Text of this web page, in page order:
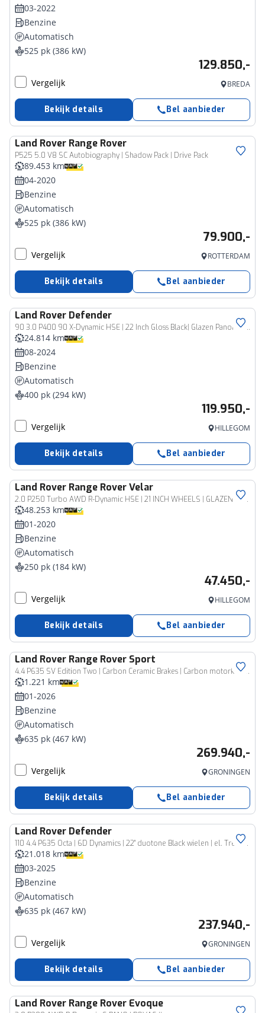
03-2022
Benzine
Automatisch
525 pk (386 kW)
129.850,-
Vergelijk BREDA
Bekijk details Bel aanbieder
Land Rover Range Rover
P525 5.0 V8 SC Autobiography | Shadow Pack | Drive Pack
89.453 km
04-2020
Benzine
Automatisch
525 pk (386 kW)
79.900,-
Vergelijk ROTTERDAM
Bekijk details Bel aanbieder
Land Rover Defender
90 3.0 P400 90 X-Dynamic HSE | 22 Inch Gloss Black| Glazen Panorama Schuif-Kanteldak
24.814 km
08-2024
Benzine
Automatisch
400 pk (294 kW)
119.950,-
Vergelijk HILLEGOM
Bekijk details Bel aanbieder
Land Rover Range Rover Velar
2.0 P250 Turbo AWD R-Dynamic HSE | 21 INCH WHEELS | GLAZEN PANORAMA SCHUIF-KANTEL DAK |
48.253 km
01-2020
Benzine
Automatisch
250 pk (184 kW)
47.450,-
Vergelijk HILLEGOM
Bekijk details Bel aanbieder
Land Rover Range Rover Sport
4.4 P635 SV Edition Two | Carbon Ceramic Brakes | Carbon motorkap | Towing Pack | Panoramisch schuifdak | NP. €313.000,-
1.221 km
01-2026
Benzine
Automatisch
635 pk (467 kW)
269.940,-
Vergelijk GRONINGEN
Bekijk details Bel aanbieder
Land Rover Defender
110 4.4 P635 Octa | 6D Dynamics | 22" duotone Black wielen | el. Trekhaak |
21.018 km
03-2025
Benzine
Automatisch
635 pk (467 kW)
237.940,-
Vergelijk GRONINGEN
Bekijk details Bel aanbieder
Land Rover Range Rover Evoque